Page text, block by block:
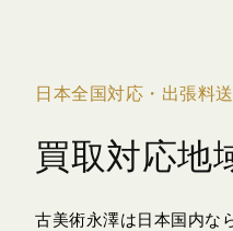
日本全国対応・出張料
買取対応地
古美術永澤は日本国内な